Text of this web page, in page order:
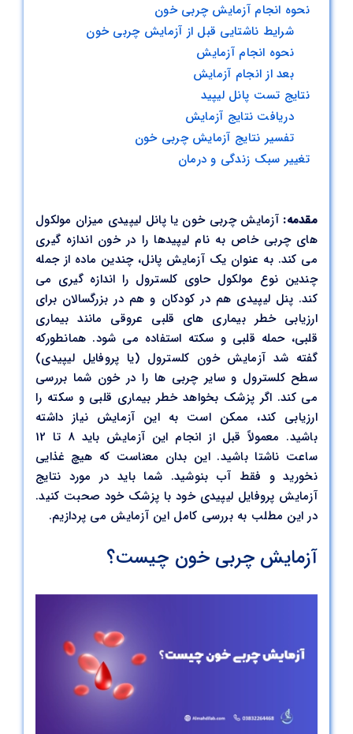
نحوه انجام آزمایش چربی خون
شرایط ناشتایی قبل از آزمایش چربی خون
نحوه انجام آزمایش
بعد از انجام آزمایش
نتایج تست پانل لیپید
دریافت نتایج آزمایش
تفسیر نتایج آزمایش چربی خون
تغییر سبک زندگی و درمان
مقدمه: آزمایش چربی خون یا پانل لیپیدی میزان مولکول
های چربی خاص به نام لیپیدها را در خون اندازه گیری
می کند. به عنوان یک آزمایش پانل، چندین ماده از جمله
چندین نوع مولکول حاوی کلسترول را اندازه گیری می
کند. پنل لیپیدی هم در کودکان و هم در بزرگسالان برای
ارزیابی خطر بیماری های قلبی عروقی مانند بیماری
قلبی، حمله قلبی و سکته استفاده می شود. همانطورکه
گفته شد آزمایش خون کلسترول (یا پروفایل لیپیدی)
سطح کلسترول و سایر چربی ها را در خون شما بررسی
می کند. اگر پزشک بخواهد خطر بیماری قلبی و سکته را
ارزیابی کند، ممکن است به این آزمایش نیاز داشته
باشید. معمولاً قبل از انجام این آزمایش باید 8 تا 12
ساعت ناشتا باشید. این بدان معناست که هیچ غذایی
نخورید و فقط آب بنوشید. شما باید در مورد نتایج
آزمایش پروفایل لیپیدی خود با پزشک خود صحبت کنید.
در این مطلب به بررسی کامل این آزمایش می پردازیم.
آزمایش چربی خون چیست؟